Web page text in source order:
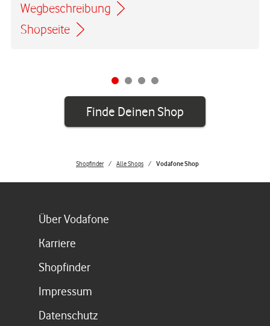
Wegbeschreibung
Link öffnet in einem neuen Tab
Shopseite
Finde Deinen Shop
Shopfinder Alle Shops Vodafone Shop
Über Vodafone
Karriere
ShopfinderLink öffnet in einem neuen Tab
Impressum
Datenschutz